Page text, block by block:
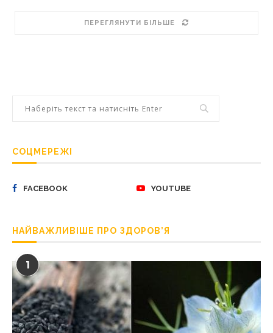
ПЕРЕГЛЯНУТИ БІЛЬШЕ
СОЦМЕРЕЖІ
FACEBOOK YOUTUBE
НАЙВАЖЛИВІШЕ ПРО ЗДОРОВ’Я
1